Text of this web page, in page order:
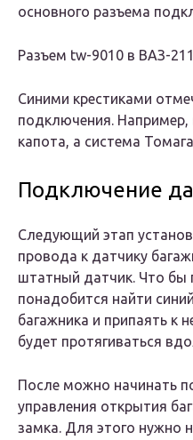
основного разъема
Разъем tw-9010 в ВАЗ-
Синими крестиками
подключения. Например,
капота, а система
Подключение
Следующий этап
провода к датчику
штатный датчик. Что бы
понадобится найти
багажника и припаять к
будет протягиваться
После можно начинать
управления открытия
замка. Для этого нужно